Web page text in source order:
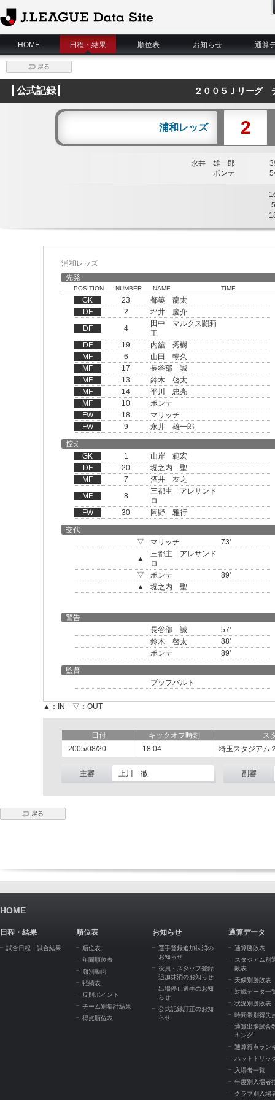
J.League Data Site
HOME
日程・結果 順位表 お知らせ 通算
戻る
公式記録 ２００５Ｊリーグ
浦和レッズ 2
永井 雄一郎
ポンテ
5
浦和レッズ
先発
POSITION NUMBER NAME TIME
GK 23
都築 龍太
DF
2
坪井 慶介
DF
4
田中 マルクス闘莉
王
DF
19
内舘 秀樹
MF
6
山田 暢久
MF
17
長谷部 誠
MF
13
鈴木 啓太
MF
14
平川 忠亮
MF
10
ポンテ
FW
18
マリッチ
FW
9
永井 雄一郎
控え
GK
1
山岸 範宏
DF
20
堀之内 聖
MF
7
酒井 友之
MF
8
三都主 アレサンド
ロ
FW
30
岡野 雅行
交代
▽
マリッチ
73'
▲
三都主 アレサンド
ロ
▽
ポンテ
89'
▲
堀之内 聖
警告
長谷部 誠
57'
鈴木 啓太
88'
ポンテ
89'
監督
ブッフバルト
▲：IN ▽：OUT
日付 キックオフ時刻
ス
2005/08/20
18:04 埼玉スタジアム
主審 上川 徹 副審
戻る
HOME
日程・結果
試合日程・試合結果
順位表
順位表
年間順位表
節別動向
戦績表
反則ポイント
チーム別集計結果
得点順位表
お知らせ
選手登録追加抹消の
お知らせ
役員・スタッフ登録
追加抹消のお知らせ
出場停止選手のお知
らせ
公式記録訂正のお知
らせ
通算データ
通算勝敗表
スタジアム別
敗表
天候別勝敗表
対戦データ一
状況別勝敗表
時間帯別得失
通算出場試合
キング
通算得点ラン
ハットトリッ
入場者一覧
年度別入場者
クラブ別入場